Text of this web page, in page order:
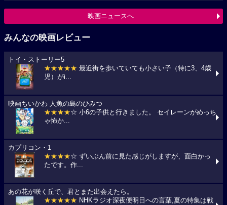
映画ニュースへ
みんなの映画レビュー
トイ・ストーリー5
★★★★★ 最近街を歩いていても小さい子（特に3、4歳
児）がi...
映画ちいかわ 人魚の島のひみつ
★★★★☆ 小6の子供と行きました。 セイレーンがめっち
ゃ怖か...
カプリコン・1
★★★★☆ ずいぶん前に見た感じがしますが、面白かっ
たです。作...
あの花が咲く丘で、君とまた出会えたら。
★★★★★ NHKラジオ深夜便明日への言葉,夏の特集は戦